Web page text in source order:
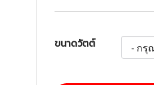
ขนาดวัตต์